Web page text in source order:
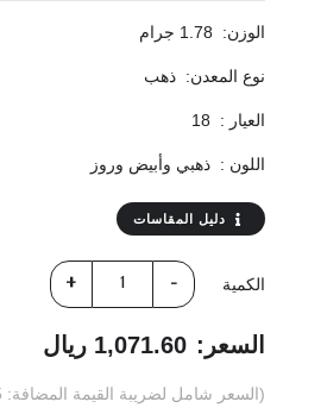
الوزن: 1.78 جرام
نوع المعدن: ذهب
العيار : 18
اللون : ذهبي وأبيض وروز
دليل المقاسات
الكمية
السعر: 1,071.60 ريال
(السعر شامل لضريبة القيمة المضافة: 15%)